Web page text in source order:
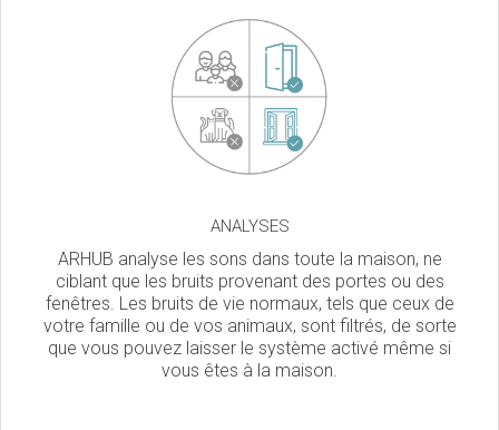
ANALYSES
ARHUB analyse les sons dans toute la maison, ne
ciblant que les bruits provenant des portes ou des
fenêtres. Les bruits de vie normaux, tels que ceux de
votre famille ou de vos animaux, sont filtrés, de sorte
que vous pouvez laisser le système activé même si
vous êtes à la maison.